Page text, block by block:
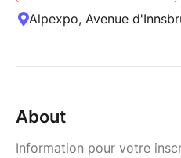
Alpexpo, Avenue
About
Information pour votre